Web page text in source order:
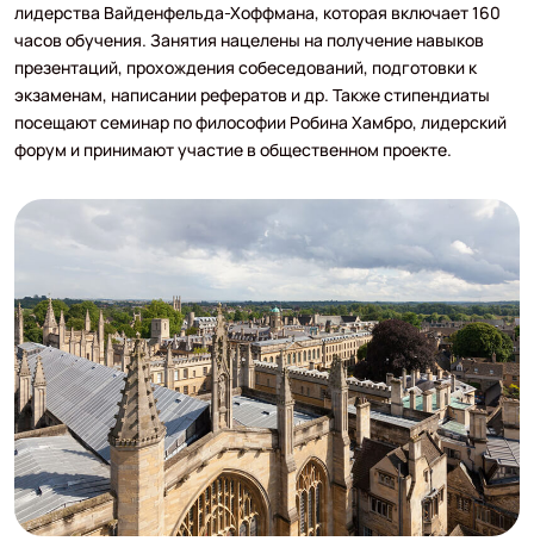
лидерства Вайденфельда-Хоффмана, которая включает 160
часов обучения. Занятия нацелены на получение навыков
презентаций, прохождения собеседований, подготовки к
экзаменам, написании рефератов и др. Также стипендиаты
посещают семинар по философии Робина Хамбро, лидерский
форум и принимают участие в общественном проекте.